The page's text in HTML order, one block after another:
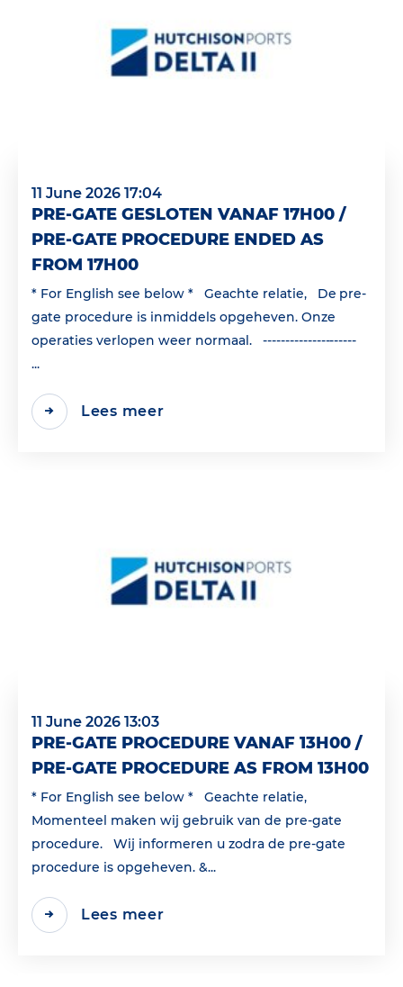
11 June 2026 17:04
PRE-GATE GESLOTEN VANAF 17H00 /
PRE-GATE PROCEDURE ENDED AS
FROM 17H00
* For English see below * Geachte relatie, De pre-
gate procedure is inmiddels opgeheven. Onze
operaties verlopen weer normaal. ---------------------
...
Lees meer
11 June 2026 13:03
PRE-GATE PROCEDURE VANAF 13H00 /
PRE-GATE PROCEDURE AS FROM 13H00
* For English see below * Geachte relatie,
Momenteel maken wij gebruik van de pre-gate
procedure. Wij informeren u zodra de pre-gate
procedure is opgeheven. &...
Lees meer